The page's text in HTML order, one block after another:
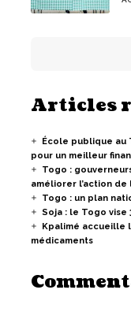
Articles
École publique au
pour un meilleur
Togo :
améliorer l’action de
Togo : un plan
Soja : le Togo vise
Kpalimé accueille
médicaments